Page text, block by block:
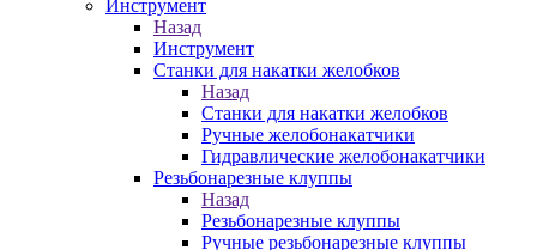
Инструмент
Назад
Инструмент
Станки для накатки желобков
Назад
Станки для накатки желобков
Ручные желобонакатчики
Гидравлические желобонакатчики
Резьбонарезные клуппы
Назад
Резьбонарезные клуппы
Ручные резьбонарезные клуппы